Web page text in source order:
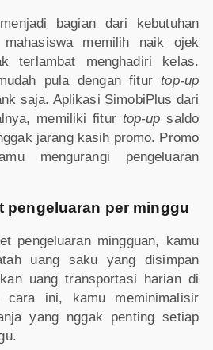
bagian dari kebutuhan
memilih naik ojek
terlambat menghadiri kelas.
pula dengan fiturtop-up
saja. Aplikasi SimobiPlus dari
memiliki fitur top-up saldo
jarang kasih promo. Promo
mengurangi pengeluaran
pengeluaran per minggu
pengeluaran mingguan, kamu
uang saku yang disimpan
uang transportasi harian di
cara ini, kamu meminimalisir
yang nggak penting setiap